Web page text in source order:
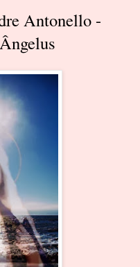
Antonello -